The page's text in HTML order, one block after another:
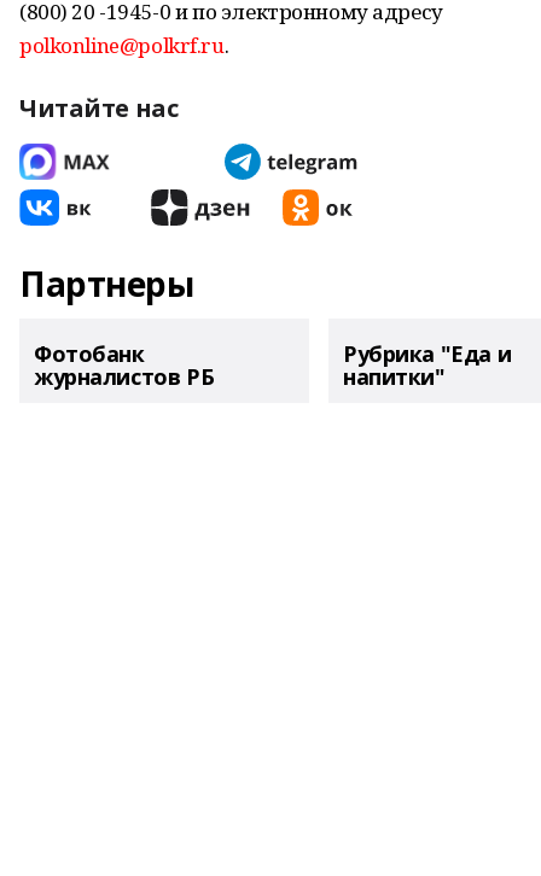
(800) 20 -1945-0 и по электронному адресу
polkonline@polkrf.ru.
Читайте нас
Партнеры
Фотобанк
журналистов РБ
Рубрика "Еда и
напитки"